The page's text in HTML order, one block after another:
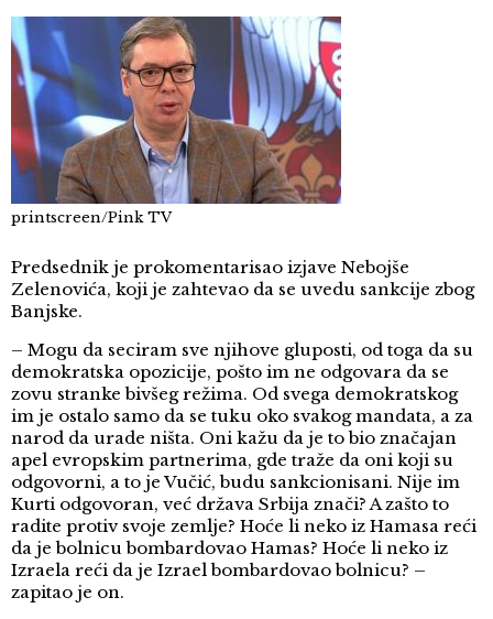
printscreen/Pink TV
Predsednik je prokomentarisao izjave Nebojše
Zelenovića, koji je zahtevao da se uvedu sankcije zbog
Banjske.
– Mogu da seciram sve njihove gluposti, od toga da su
demokratska opozicije, pošto im ne odgovara da se
zovu stranke bivšeg režima. Od svega demokratskog
im je ostalo samo da se tuku oko svakog mandata, a za
narod da urade ništa. Oni kažu da je to bio značajan
apel evropskim partnerima, gde traže da oni koji su
odgovorni, a to je Vučić, budu sankcionisani. Nije im
Kurti odgovoran, već država Srbija znači? A zašto to
radite protiv svoje zemlje? Hoće li neko iz Hamasa reći
da je bolnicu bombardovao Hamas? Hoće li neko iz
Izraela reći da je Izrael bombardovao bolnicu? –
zapitao je on.